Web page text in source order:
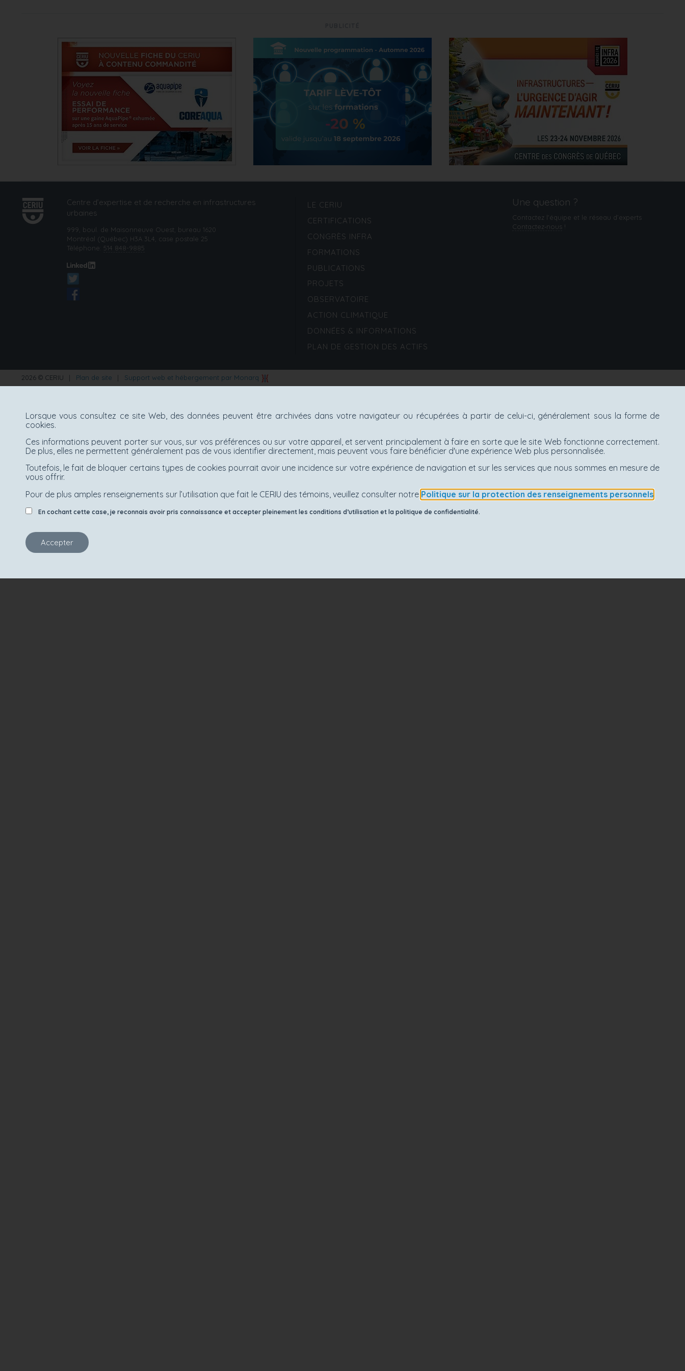
Centre d’expertise et de recherche en infrastructures
urbaines
999, boul. de Maisonneuve Ouest, bureau 1620
Montréal (Québec) H3A 3L4, case postale 25
Téléphone: 514 848-9885
LE CERIU
CERTIFICATIONS
CONGRÈS INFRA
FORMATIONS
PUBLICATIONS
PROJETS
OBSERVATOIRE
ACTION CLIMATIQUE
DONNÉES & INFORMATIONS
PLAN DE GESTION DES ACTIFS
Une question ?
Contactez l'équipe et le réseau d’experts
Contactez‑nous!
2026 © CERIU | Plan de site | Support web et hébergement par Monarq
Lorsque vous consultez ce site Web, des données peuvent être archivées dans votre navigateur ou récupérées à partir de celui-ci, généralement sous la forme de
cookies.
Ces informations peuvent porter sur vous, sur vos préférences ou sur votre appareil, et servent principalement à faire en sorte que le site Web fonctionne correctement.
De plus, elles ne permettent généralement pas de vous identifier directement, mais peuvent vous faire bénéficier d'une expérience Web plus personnalisée.
Toutefois, le fait de bloquer certains types de cookies pourrait avoir une incidence sur votre expérience de navigation et sur les services que nous sommes en mesure de
vous offrir.
Pour de plus amples renseignements sur l’utilisation que fait le CERIU des témoins, veuillez consulter notre Politique sur la protection des renseignements personnels
En cochant cette case, je reconnais avoir pris connaissance et accepter pleinement les conditions d’utilisation et la politique de confidentialité.
Accepter